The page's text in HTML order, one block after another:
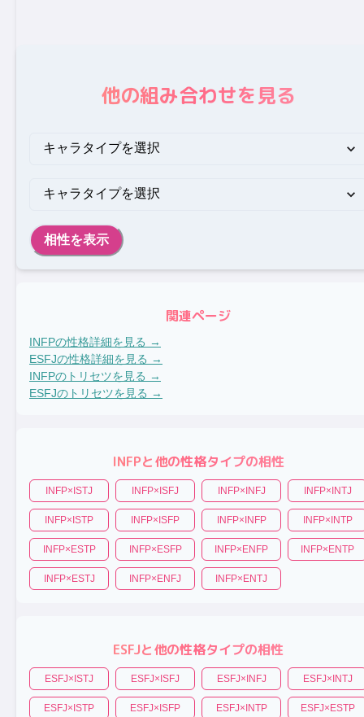
他の組み合わせを見る
相性を表示
関連ページ
INFPの性格詳細を見る →
ESFJの性格詳細を見る →
INFPのトリセツを見る →
ESFJのトリセツを見る →
INFPと他の性格タイプの相性
INFP× ISTJ INFP× ISFJ INFP× INFJ INFP× INTJ
INFP× ISTP INFP× ISFP INFP× INFP INFP× INTP
INFP× ESTP INFP× ESFP INFP× ENFP INFP× ENTP
INFP× ESTJ INFP× ENFJ INFP× ENTJ
ESFJと他の性格タイプの相性
ESFJ× ISTJ ESFJ× ISFJ ESFJ× INFJ ESFJ× INTJ
ESFJ× ISTP ESFJ× ISFP ESFJ× INTP ESFJ× ESTP